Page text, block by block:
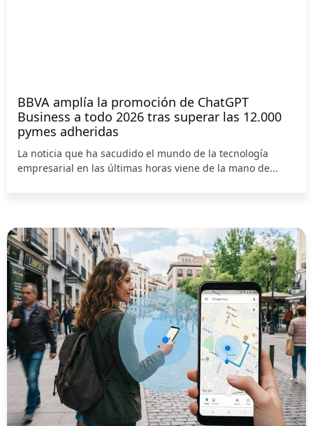
BBVA amplía la promoción de ChatGPT
Business a todo 2026 tras superar las 12.000
pymes adheridas
La noticia que ha sacudido el mundo de la tecnología
empresarial en las últimas horas viene de la mano de...